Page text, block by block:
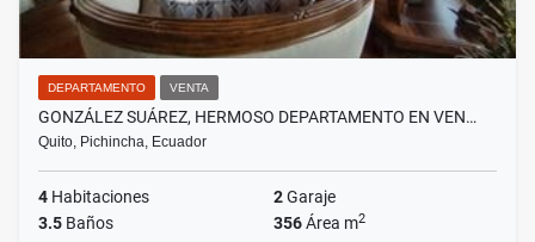
DEPARTAMENTO VENTA
GONZÁLEZ SUÁREZ, HERMOSO DEPARTAMENTO EN VEN…
Quito, Pichincha, Ecuador
4 Habitaciones 2Garaje
3.5 Baños 356Área m2